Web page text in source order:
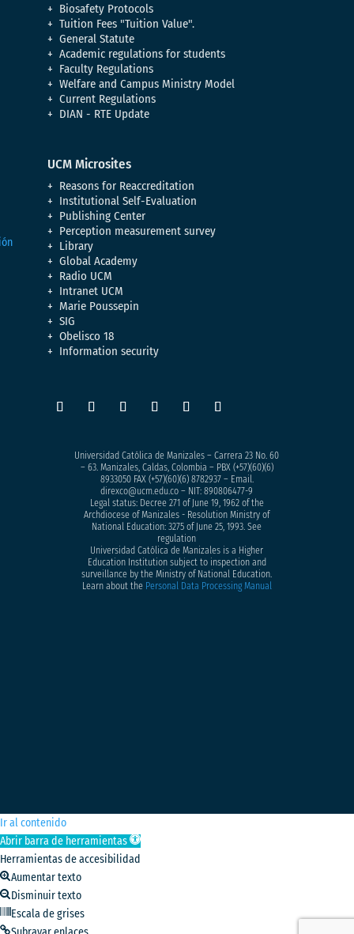
Biosafety Protocols
Tuition Fees "Tuition Value".
General Statute
Academic regulations for students
Faculty Regulations
Welfare and Campus Ministry Model
Current Regulations
DIAN - RTE Update
UCM Microsites
Reasons for Reaccreditation
Institutional Self-Evaluation
Publishing Center
Perception measurement survey
Library
Global Academy
Radio UCM
Intranet UCM
Marie Poussepin
SIG
Obelisco 18
Information security
Universidad Católica de Manizales – Carrera 23 No. 60
– 63. Manizales, Caldas, Colombia – PBX (+57)(60)(6)
8933050FAX (+57)(60)(6) 8782937 – Email.
direxco@ucm.edu.co – NIT: 890806477-9
Legal status: Decree 271 of June 19, 1962 of the
Archdiocese of Manizales - Resolution Ministry of
National Education: 3275 of June 25, 1993. See
regulation
Universidad Católica de Manizales is a Higher
Education Institution subject to inspection and
surveillance by the Ministry of National Education.
Learn about the Personal Data Processing Manual
Ir al contenido
Abrir barra de herramientas
Herramientas de accesibilidad
Aumentar texto
Disminuir texto
Escala de grises